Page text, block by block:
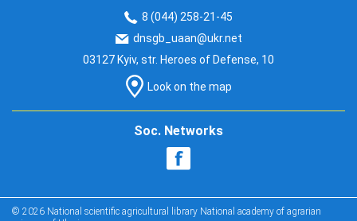
8 (044) 258-21-45
dnsgb_uaan@ukr.net
03127 Kyiv, str. Heroes of Defense, 10
Look on the map
Soc. Networks
© 2026 National scientific agricultural library National academy of agrarian